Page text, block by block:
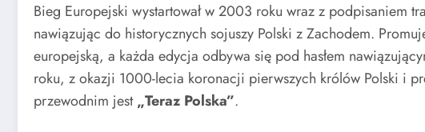
Bieg Europejski wystartował w 2003 roku wraz z podpisaniem
nawiązując do historycznych sojuszy Polski z Zachodem.
europejską, a każda edycja odbywa się pod hasłem
roku, z okazji 1000-lecia koronacji pierwszych królów Polski i
przewodnim jest„Teraz Polska”.